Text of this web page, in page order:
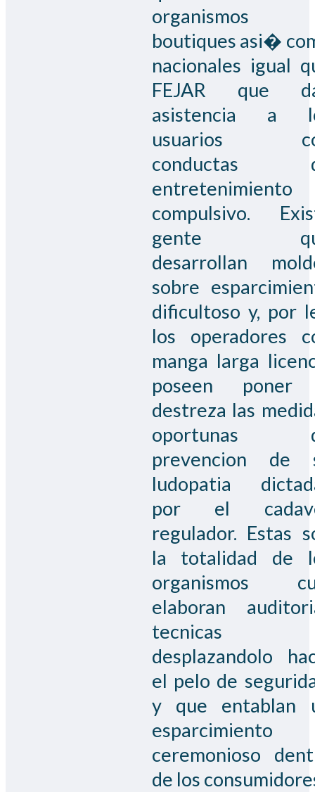
organismos
boutiques asi�
nacionales igual
FEJAR que
asistencia a
usuarios
conductas
entretenimiento
compulsivo.
gente
desarrollan
sobre
dificultoso y, por
los operadores
manga larga
poseen poner
destreza las
oportunas
prevencion de
ludopatia
por el
regulador. Estas
la totalidad de
organismos
elaboran
tecnicas
desplazandolo
el pelo de
y que entablan
esparcimiento
ceremonioso
de los